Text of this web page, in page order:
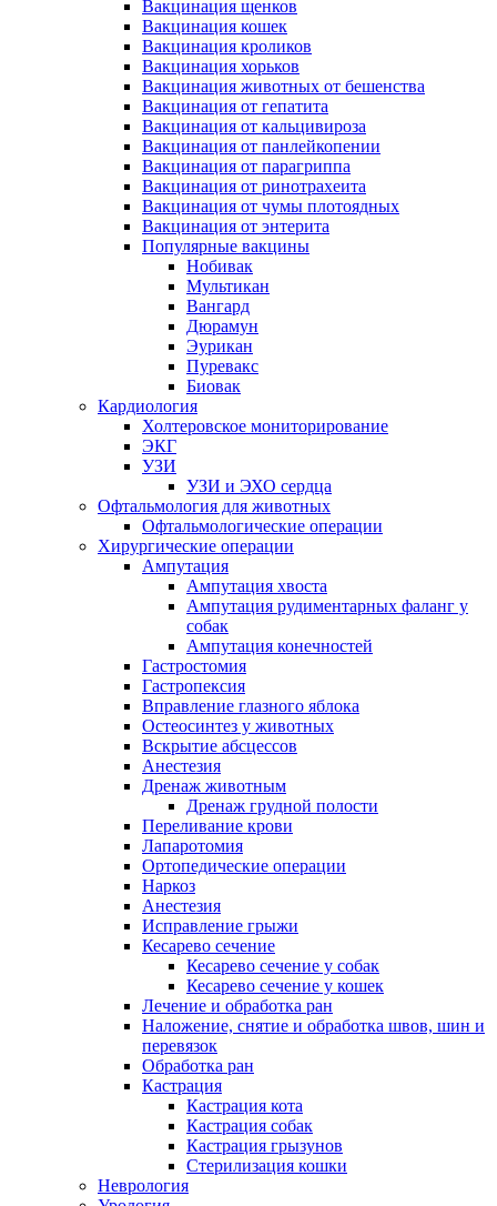
Вакцинация щенков
Вакцинация кошек
Вакцинация кроликов
Вакцинация хорьков
Вакцинация животных от бешенства
Вакцинация от гепатита
Вакцинация от кальцивироза
Вакцинация от панлейкопении
Вакцинация от парагриппа
Вакцинация от ринотрахеита
Вакцинация от чумы плотоядных
Вакцинация от энтерита
Популярные вакцины
Нобивак
Мультикан
Вангард
Дюрамун
Эурикан
Пуревакс
Биовак
Кардиология
Холтеровское мониторирование
ЭКГ
УЗИ
УЗИ и ЭХО сердца
Офтальмология для животных
Офтальмологические операции
Хирургические операции
Ампутация
Ампутация хвоста
Ампутация рудиментарных фаланг у
собак
Ампутация конечностей
Гастростомия
Гастропексия
Вправление глазного яблока
Остеосинтез у животных
Вскрытие абсцессов
Анестезия
Дренаж животным
Дренаж грудной полости
Переливание крови
Лапаротомия
Ортопедические операции
Наркоз
Анестезия
Исправление грыжи
Кесарево сечение
Кесарево сечение у собак
Кесарево сечение у кошек
Лечение и обработка ран
Наложение, снятие и обработка швов, шин и
перевязок
Обработка ран
Кастрация
Кастрация кота
Кастрация собак
Кастрация грызунов
Стерилизация кошки
Неврология